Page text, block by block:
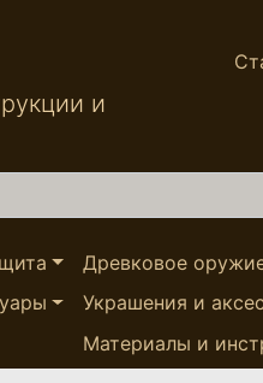
и
Древковое
Украшения и
Материалы и